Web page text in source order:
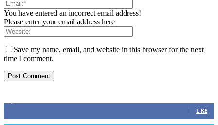
You have entered an incorrect email address!
Please enter your email address here
Save my name, email, and website in this browser for the next
time I comment.
LIKE